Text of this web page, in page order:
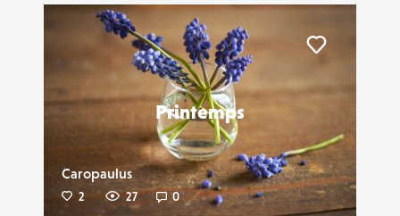
Printemps
Caropaulus
2 27 0